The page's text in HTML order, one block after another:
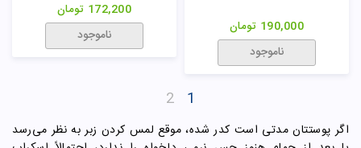
190,000 تومان
ناموجود
172,200 تومان
ناموجود
1
2
اگر پوستتان مدتی است کدر شده، موقع لمس کردن زبر به نظر می‌رسد